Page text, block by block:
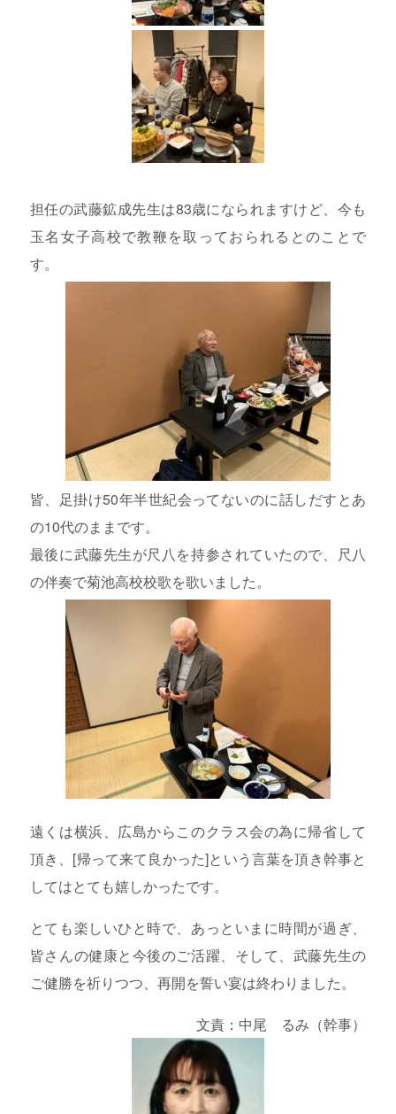
担任の武藤鉱成先生は83歳になられますけど、今も
玉名女子高校で教鞭を取っておられるとのことで
す。
皆、足掛け50年半世紀会ってないのに話しだすとあ
の10代のままです。
最後に武藤先生が尺八を持参されていたので、尺八
の伴奏で菊池高校校歌を歌いました。
遠くは横浜、広島からこのクラス会の為に帰省して
頂き、[帰って来て良かった]という言葉を頂き幹事と
してはとても嬉しかったです。
とても楽しいひと時で、あっといまに時間が過ぎ、
皆さんの健康と今後のご活躍、そして、武藤先生の
ご健勝を祈りつつ、再開を誓い宴は終わりました。
文責：中尾 るみ（幹事）